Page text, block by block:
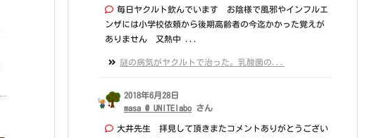
毎日ヤクルト飲んでいます お陰様で風邪やインフルエ
ンザには小学校依頼から後期高齢者の今迄かかった覚えが
ありません 又熱中 ...
謎の病気がヤクルトで治った。乳酸菌の...
2018年6月28日
masa @ UNITElabo さん
大井先生 拝見して頂きまたコメントありがとうござい